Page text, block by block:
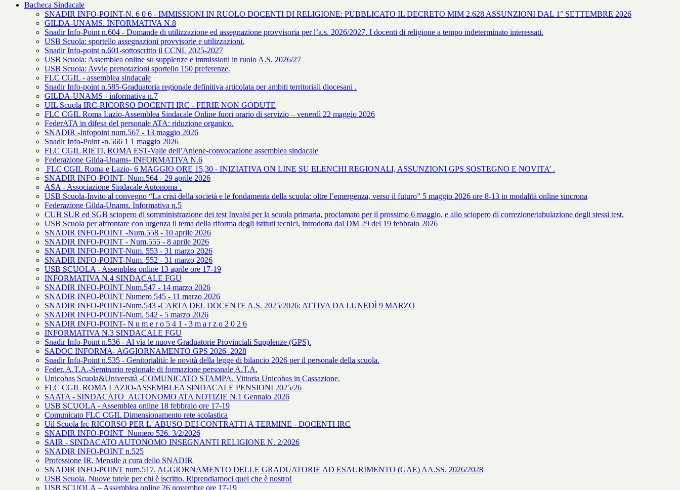
Bacheca Sindacale
SNADIR INFO-POINT-N. 6 0 6 - IMMISSIONI IN RUOLO DOCENTI DI RELIGIONE: PUBBLICATO IL DECRETO MIM 2.628 ASSUNZIONI DAL 1° SETTEMBRE 2026
GILDA-UNAMS. INFORMATIVA N.8
Snadir Info-Point n.604 - Domande di utilizzazione ed assegnazione provvisoria per l’a.s. 2026/2027. I docenti di religione a tempo indeterminato interessati.
USB Scuola: sportello assegnazioni provvisorie e utilizzazioni.
Snadir Info-point n.601-sottoscritto il CCNL 2025-2027
USB Scuola: Assemblea online su supplenze e immissioni in ruolo A.S. 2026/27
USB Scuola: Avvio prenotazioni sportello 150 preferenze.
FLC CGIL - assemblea sindacale
Snadir Info-point n.585-Graduatoria regionale definitiva articolata per ambiti territoriali diocesani .
GILDA-UNAMS - informativa n.7
UIL Scuola IRC-RICORSO DOCENTI IRC - FERIE NON GODUTE
FLC CGIL Roma Lazio-Assemblea Sindacale Online fuori orario di servizio – venerdì 22 maggio 2026
FederATA in difesa del personale ATA: riduzione organico.
SNADIR -Infopoint num.567 - 13 maggio 2026
Snadir Info-Point -n.566 1 1 maggio 2026
FLC CGIL RIETI, ROMA EST-Valle dell’Aniene-convocazione assemblea sindacale
Federazione Gilda-Unams- INFORMATIVA N.6
FLC CGIL Roma e Lazio- 6 MAGGIO ORE 15,30 - INIZIATIVA ON LINE SU ELENCHI REGIONALI, ASSUNZIONI GPS SOSTEGNO E NOVITA’ .
SNADIR INFO-POINT- Num.564 - 29 aprile 2026
ASA - Associazione Sindacale Autonoma .
USB Scuola-Invito al convegno “La crisi della società e le fondamenta della scuola: oltre l’emergenza, verso il futuro” 5 maggio 2026 ore 8-13 in modalità online sincrona
Federazione Gilda-Unams. Informativa n.5
CUB SUR ed SGB sciopero di somministrazione dei test Invalsi per la scuola primaria, proclamato per il prossimo 6 maggio, e allo sciopero di correzione/tabulazione degli stessi test.
USB Scuola per affrontare con urgenza il tema della riforma degli istituti tecnici, introdotta dal DM 29 del 19 febbraio 2026
SNADIR INFO-POINT -Num.558 - 10 aprile 2026
SNADIR INFO-POINT - Num.555 - 8 aprile 2026
SNADIR INFO-POINT-Num. 553 - 31 marzo 2026
SNADIR INFO-POINT-Num. 552 - 31 marzo 2026
USB SCUOLA - Assemblea online 13 aprile ore 17-19
INFORMATIVA N.4 SINDACALE FGU
SNADIR INFO-POINT Num.547 - 14 marzo 2026
SNADIR INFO-POINT Numero 545 - 11 marzo 2026
SNADIR INFO-POINT-Num.543 -CARTA DEL DOCENTE A.S. 2025/2026: ATTIVA DA LUNEDÌ 9 MARZO
SNADIR INFO-POINT-Num. 542 - 5 marzo 2026
SNADIR INFO-POINT- N u m e r o 5 4 1 - 3 m a r z o 2 0 2 6
INFORMATIVA N.3 SINDACALE FGU
Snadir Info-Point n.536 - Al via le nuove Graduatorie Provinciali Supplenze (GPS).
SADOC INFORMA- AGGIORNAMENTO GPS 2026–2028
Snadir Info-Point n.535 - Genitorialità: le novità della legge di bilancio 2026 per il personale della scuola.
Feder. A.T.A.-Seminario regionale di formazione personale A.T.A.
Unicobas Scuola&Università -COMUNICATO STAMPA. Vittoria Unicobas in Cassazione.
FLC CGIL ROMA LAZIO-ASSEMBLEA SINDACALE PENSIONI 2025/26
SAATA - SINDACATO AUTONOMO ATA NOTIZIE N.1 Gennaio 2026
USB SCUOLA - Assemblea online 18 febbraio ore 17-19
Comunicato FLC CGIL Dimensionamento rete scolastica
Uil Scuola Irc RICORSO PER L' ABUSO DEI CONTRATTI A TERMINE - DOCENTI IRC
SNADIR INFO-POINT Numero 526. 3/2/2026
SAIR - SINDACATO AUTONOMO INSEGNANTI RELIGIONE N. 2/2026
SNADIR INFO-POINT n.525
Professione IR. Mensile a cura dello SNADIR
SNADIR INFO-POINT num.517. AGGIORNAMENTO DELLE GRADUATORIE AD ESAURIMENTO (GAE) AA.SS. 2026/2028
USB Scuola. Nuove tutele per chi è iscritto. Riprendiamoci quel che è nostro!
USB SCUOLA – Assemblea online 26 novembre ore 17-19